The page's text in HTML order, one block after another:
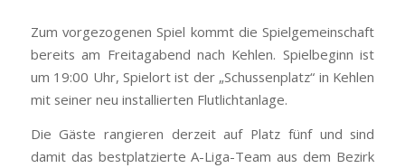
Zum vorgezogenen Spiel kommt die Spielgemeinschaft
bereits am Freitagabend nach Kehlen. Spielbeginn ist
um 19:00 Uhr, Spielort ist der „Schussenplatz“ in Kehlen
mit seiner neu installierten Flutlichtanlage.
Die Gäste rangieren derzeit auf Platz fünf und sind
damit das bestplatzierte A-Liga-Team aus dem Bezirk